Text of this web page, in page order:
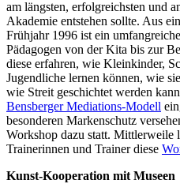
am längsten, erfolgreichsten und
Akademie entstehen sollte. Aus
Frühjahr 1996 ist ein
Pädagogen von der Kita bis zur
diese erfahren, wie Kleinkinder,
Jugendliche lernen können, wie
wie Streit geschichtet werden
Bensberger Mediations-Modell
besonderen Markenschutz
Workshop dazu statt. Mittlerweile
Trainerinnen und Trainer diese
Kunst-Kooperation mit Museen